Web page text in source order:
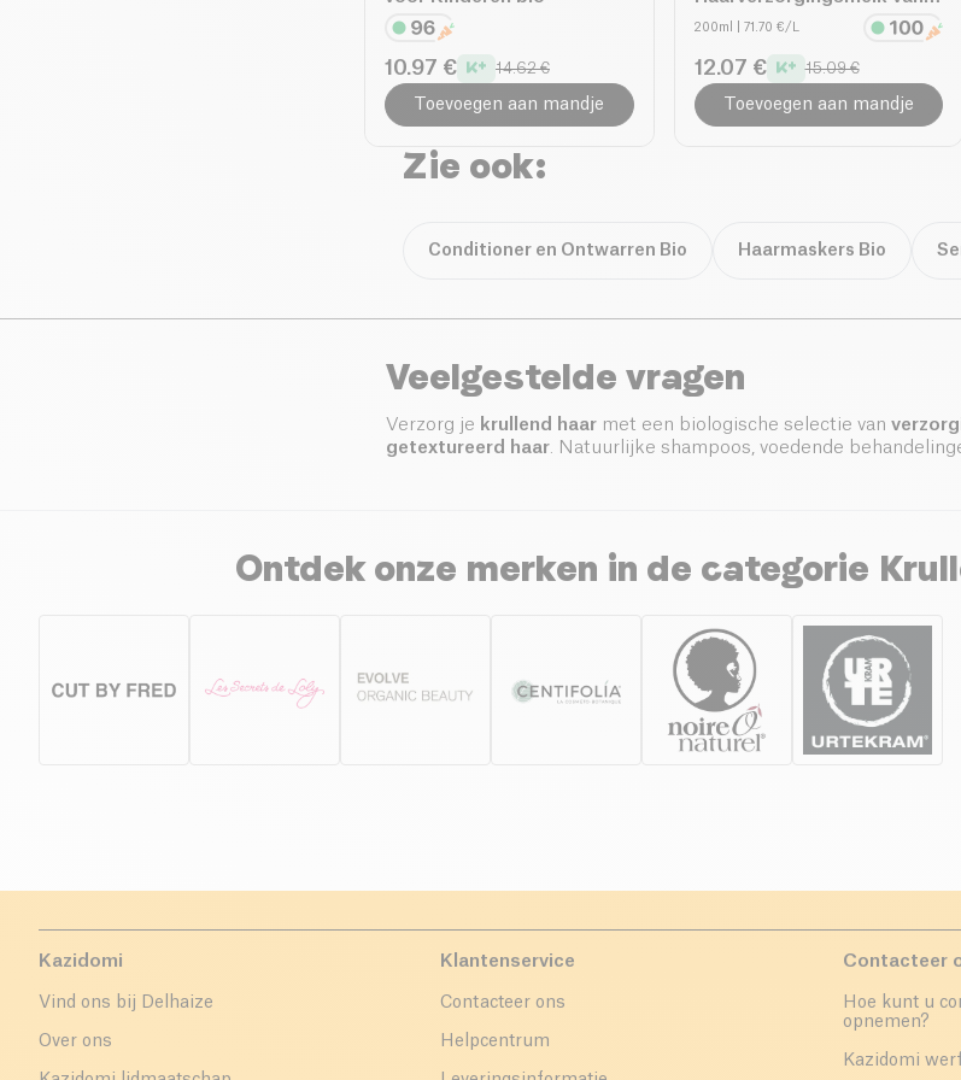
10.97 € 14.62 €
Toevoegen aan mandje
36 Maanden bio
200ml | 71.70 €/L
12.07 € 15.09 €
Toevoegen aan mandje
Zie ook:
Conditioner en Ontwarren Bio Haarmaskers Bio
Veelgestelde vragen
Verzorg je krullend haar met een biologische selectie van
getextureerd haar . Natuurlijke shampoos, voedende
Ontdek onze merken in de categorie
Kazidomi
Vind ons bij Delhaize
Over ons
Klantenservice
Contacteer ons
Helpcentrum
Contacteer
Hoe kunt u
opnemen?
Kazidomi